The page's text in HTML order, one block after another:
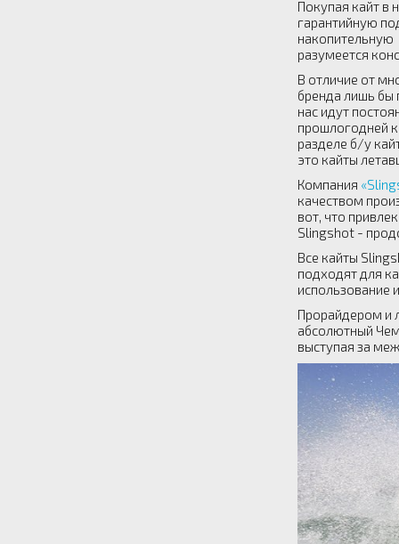
Покупая кайт в
гарантийную
накопительную
разумеется
В отличие от
бренда лишь бы
нас идут
прошлогодней
разделе б/у
это кайты
Компания
качеством
вот, что
Slingshot -
Все кайты
подходят для
использование
Прорайдером и
абсолютный
выступая за